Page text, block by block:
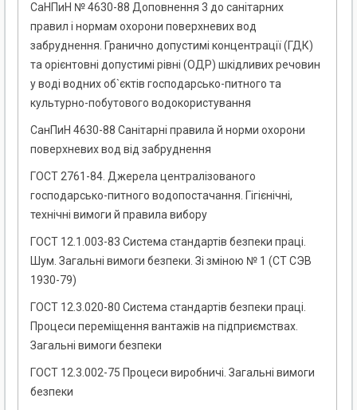
СаНПиН № 4630-88 Доповнення 3 до санітарних
правил і нормам охорони поверхневих вод
забруднення. Гранично допустимі концентрації (ГДК)
та орієнтовні допустимі рівні (ОДР) шкідливих речовин
у воді водних об`єктів господарсько-питного та
культурно-побутового водокористування
СанПиН 4630-88 Санітарні правила й норми охорони
поверхневих вод від забруднення
ГОСТ 2761-84. Джерела централізованого
господарсько-питного водопостачання. Гігієнічні,
технічні вимоги й правила вибору
ГОСТ 12.1.003-83 Система стандартів безпеки праці.
Шум. Загальні вимоги безпеки. Зі зміною № 1 (СТ СЭВ
1930-79)
ГОСТ 12.3.020-80 Система стандартів безпеки праці.
Процеси переміщення вантажів на підприємствах.
Загальні вимоги безпеки
ГОСТ 12.3.002-75 Процеси виробничі. Загальні вимоги
безпеки